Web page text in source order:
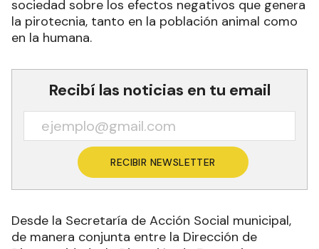
sociedad sobre los efectos negativos que genera
la pirotecnia, tanto en la población animal como
en la humana.
Recibí las noticias en tu email
RECIBIR NEWSLETTER
Desde la Secretaría de Acción Social municipal,
de manera conjunta entre la Dirección de